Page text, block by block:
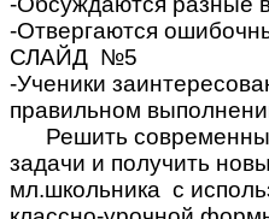
-
СЛАЙД №5
-Ученики
правильном
Решить современные
задачи и получить
мл.школьника с